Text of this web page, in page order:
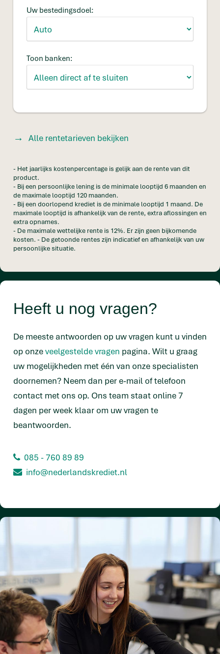
Uw bestedingsdoel:
Toon banken:
Alle rentetarieven bekijken
- Het jaarlijks kostenpercentage is gelijk aan de rente van dit
product.
- Bij een persoonlijke lening is de minimale looptijd 6 maanden en
de maximale looptijd 120 maanden.
- Bij een doorlopend krediet is de minimale looptijd 1 maand. De
maximale looptijd is afhankelijk van de rente, extra aflossingen en
extra opnames.
- De maximale wettelijke rente is 12%. Er zijn geen bijkomende
kosten. - De getoonde rentes zijn indicatief en afhankelijk van uw
persoonlijke situatie.
Heeft u nog vragen?
De meeste antwoorden op uw vragen kunt u vinden
op onzeveelgestelde vragen pagina. Wilt u graag
uw mogelijkheden met één van onze specialisten
doornemen? Neem dan per e-mail of telefoon
contact met ons op. Ons team staat online 7
dagen per week klaar om uw vragen te
beantwoorden.
085 - 760 89 89
info@nederlandskrediet.nl